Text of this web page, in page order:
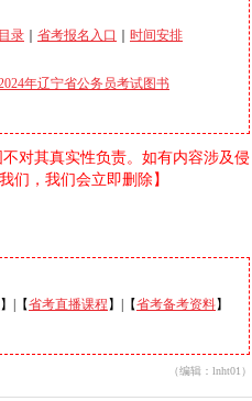
录 ｜ 省考报名入口 ｜ 时间安排
年辽宁省公务员考试图书
对其真实性负责。如有内容涉及侵
们，我们会立即删除】
】|【省考直播课程】|【省考备考资料】
（编辑：lnht01）